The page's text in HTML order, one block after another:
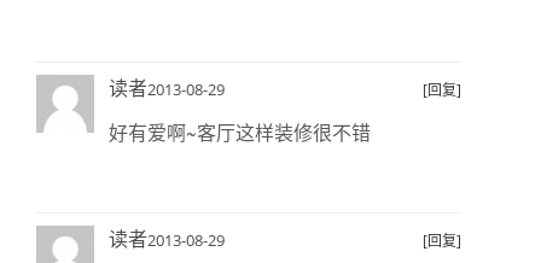
读者2013-08-29 [回复]
好有爱啊~客厅这样装修很不错
读者2013-08-29 [回复]